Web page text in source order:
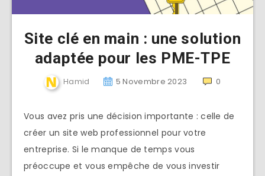
Site clé en main : une solution
adaptée pour les PME-TPE
Hamid 5 Novembre 2023 0
Vous avez pris une décision importante : celle de
créer un site web professionnel pour votre
entreprise. Si le manque de temps vous
préoccupe et vous empêche de vous investir